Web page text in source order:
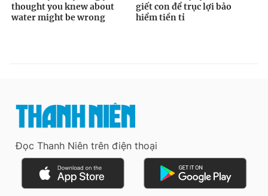
Đọc Thanh Niên trên điện thoại